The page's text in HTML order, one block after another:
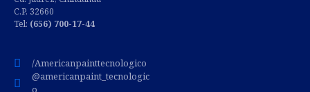
C.P. 32660
Tel: (656) 700-17-44
/Americanpainttecnologico
@americanpaint_tecnologic
o